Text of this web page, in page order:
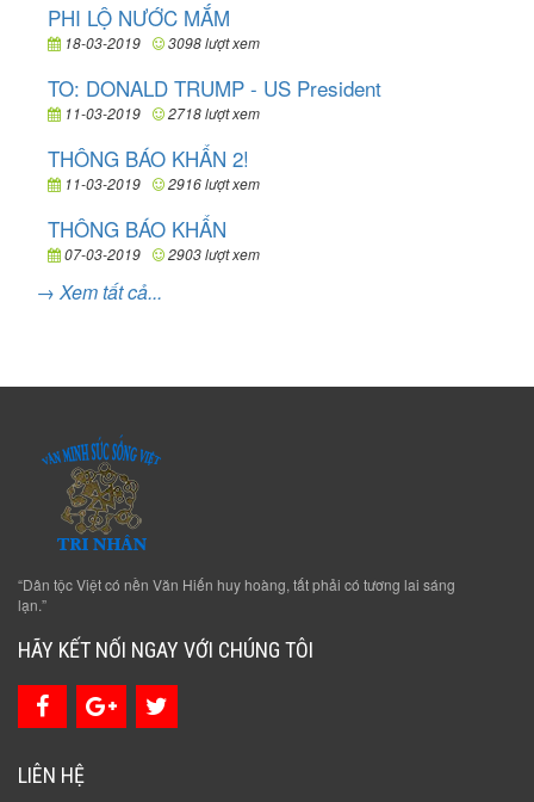
PHI LỘ NƯỚC MẮM
18-03-2019 3098 lượt xem
TO: DONALD TRUMP - US President
11-03-2019 2718 lượt xem
THÔNG BÁO KHẨN 2!
11-03-2019 2916 lượt xem
THÔNG BÁO KHẨN
07-03-2019 2903 lượt xem
→ Xem tất cả...
“Dân tộc Việt có nền Văn Hiến huy hoàng, tất phải có tương lai sáng
lạn.”
HÃY KẾT NỐI NGAY VỚI CHÚNG TÔI
LIÊN HỆ